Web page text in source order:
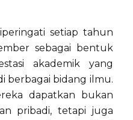
setiap tahun
sebagai bentuk
akademik yang
berbagai bidang ilmu.
dapatkan bukan
pribadi, tetapi juga